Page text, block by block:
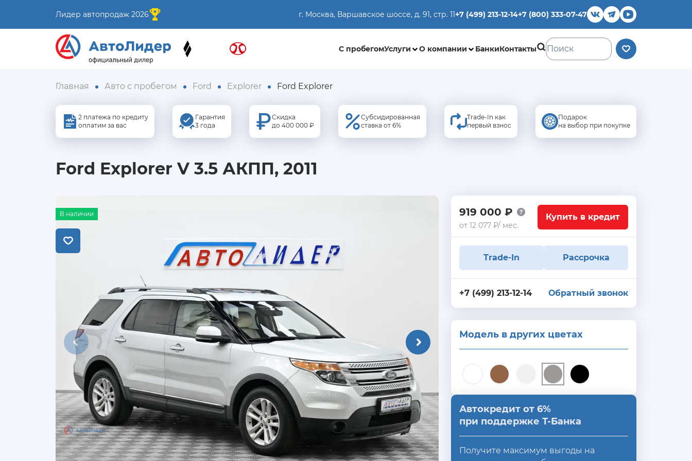
Лидер автопродаж 2026 г. Москва, Варшавское шоссе, д. 91, стр. 11+7 (499) 213-12-14+7 (800) 333-07-47
С пробегомУслуги О компании БанкиКонтакты
Главная Авто с пробегом Ford Explorer Ford Explorer
2 платежа по кредиту
оплатим за вас
Гарантия
3 года
Скидка
до 400 000 ₽
Субсидированная
ставка от 6%
Trade-In как
первый взнос
Подарок
на выбор при покупке
Ford Explorer V 3.5 АКПП, 2011
В наличии 919 000 ₽
от 12 077 ₽/ мес.
Купить в кредит
Trade-In Рассрочка
+7 (499) 213-12-14 Обратный звонок
Модель в других цветах
Автокредит от 6%
при поддержке Т-Банка
Получите максимум выгоды на